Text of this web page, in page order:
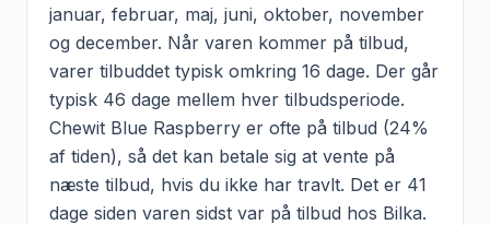
januar, februar, maj, juni, oktober, november
og december. Når varen kommer på tilbud,
varer tilbuddet typisk omkring 16 dage. Der går
typisk 46 dage mellem hver tilbudsperiode.
Chewit Blue Raspberry er ofte på tilbud (24%
af tiden), så det kan betale sig at vente på
næste tilbud, hvis du ikke har travlt. Det er 41
dage siden varen sidst var på tilbud hos Bilka.